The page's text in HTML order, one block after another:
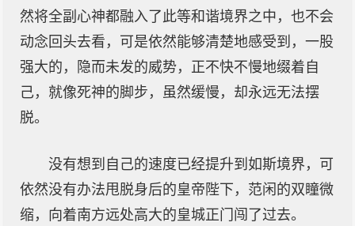
然将全副心神都融入了此等和谐境界之中，也不会
动念回头去看，可是依然能够清楚地感受到，一股
强大的，隐而未发的威势，正不快不慢地缀着自
己，就像死神的脚步，虽然缓慢，却永远无法摆
脱。
没有想到自己的速度已经提升到如斯境界，可
依然没有办法甩脱身后的皇帝陛下，范闲的双瞳微
缩，向着南方远处高大的皇城正门闯了过去。